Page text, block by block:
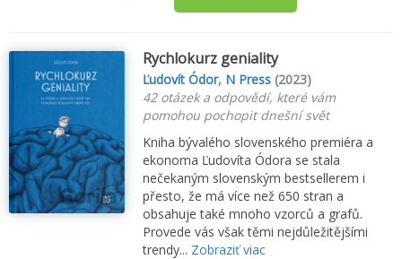
Rychlokurz geniality
Ľudovít Ódor, N Press (2023)
42 otázek a odpovědí, které vám
pomohou pochopit dnešní svět
Kniha bývalého slovenského premiéra a
ekonoma Ľudovíta Ódora se stala
nečekaným slovenským bestsellerem i
přesto, že má více než 650 stran a
obsahuje také mnoho vzorců a grafů.
Provede vás však těmi nejdůležitějšími
trendy... Zobraziť viac